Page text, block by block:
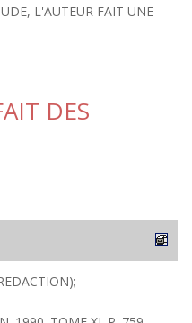
L'AUTEUR FAIT UNE
DES